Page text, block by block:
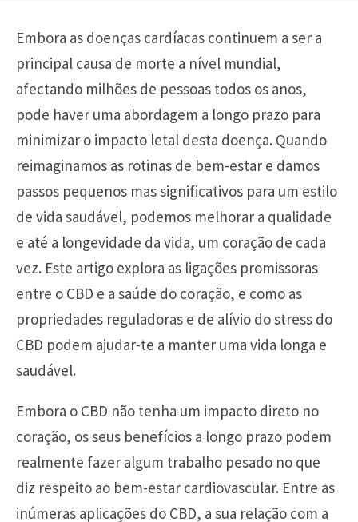
Embora as doenças cardíacas continuem a ser a
principal causa de morte a nível mundial,
afectando milhões de pessoas todos os anos,
pode haver uma abordagem a longo prazo para
minimizar o impacto letal desta doença. Quando
reimaginamos as rotinas de bem-estar e damos
passos pequenos mas significativos para um estilo
de vida saudável, podemos melhorar a qualidade
e até a longevidade da vida, um coração de cada
vez. Este artigo explora as ligações promissoras
entre o CBD e a saúde do coração, e como as
propriedades reguladoras e de alívio do stress do
CBD podem ajudar-te a manter uma vida longa e
saudável.
Embora o CBD não tenha um impacto direto no
coração, os seus benefícios a longo prazo podem
realmente fazer algum trabalho pesado no que
diz respeito ao bem-estar cardiovascular. Entre as
inúmeras aplicações do CBD, a sua relação com a